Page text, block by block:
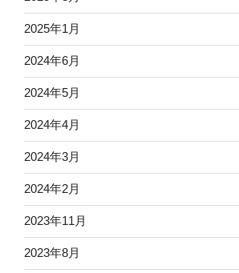
2025年1月
2024年6月
2024年5月
2024年4月
2024年3月
2024年2月
2023年11月
2023年8月